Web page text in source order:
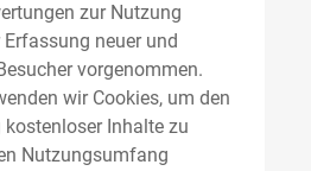
zur Nutzung
neuer und
vorgenommen.
wir Cookies, um den
Inhalte zu
Nutzungsumfang